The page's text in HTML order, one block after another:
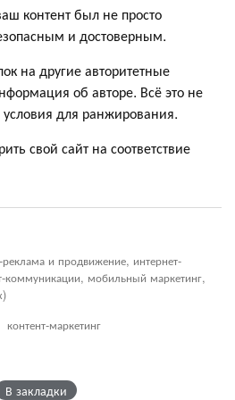
контент был не просто
и достоверным.
на другие авторитетные
об авторе. Всё это не
для ранжирования.
свой сайт на соответствие
и продвижение, интернет-
коммуникации, мобильный маркетинг,
контент-маркетинг
В закладки